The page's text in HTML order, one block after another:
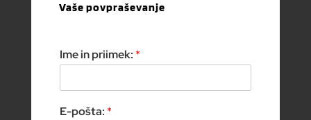
Vaše povpraševanje
Ime in priimek: *
E-pošta: *